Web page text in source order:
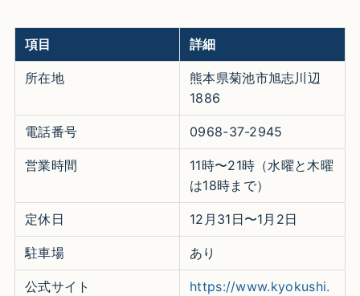
項目 詳細
所在地
熊本県菊池市旭志川辺
1886
電話番号 0968-37-2945
営業時間
11時〜21時（水曜と木曜
は18時まで）
定休日 12月31日〜1月2日
駐車場 あり
公式サイト https://www.kyokushi.